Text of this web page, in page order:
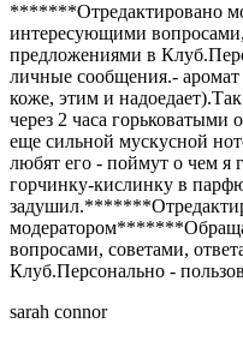
*******Отредактировано
интересующими
предложениями в
личные сообщения.- аромат
коже, этим и
через 2 часа горьковатыми
еще сильной мускусной
любят его - поймут о чем я
горчинку-кислинку в
вопросами, советами,
Клуб.Персонально -
sarah connor